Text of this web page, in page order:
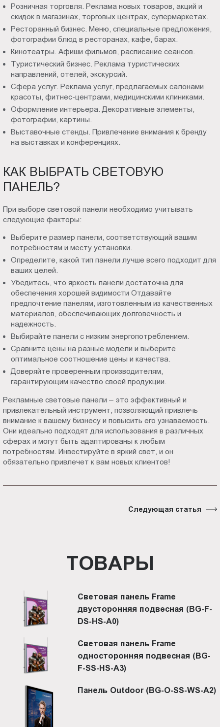
Розничная торговля. Реклама новых товаров, акций и
скидок в магазинах, торговых центрах, супермаркетах.
Ресторанный бизнес. Меню, специальные предложения,
фотографии блюд в ресторанах, кафе, барах.
Кинотеатры. Афиши фильмов, расписание сеансов.
Туристический бизнес. Реклама туристических
направлений, отелей, экскурсий.
Сфера услуг. Реклама услуг, предлагаемых салонами
красоты, фитнес-центрами, медицинскими клиниками.
Оформление интерьера. Декоративные элементы,
фотографии, картины.
Выставочные стенды. Привлечение внимания к бренду
на выставках и конференциях.
КАК ВЫБРАТЬ СВЕТОВУЮ
ПАНЕЛЬ?
При выборе световой панели необходимо учитывать
следующие факторы:
Выберите размер панели, соответствующий вашим
потребностям и месту установки.
Определите, какой тип панели лучше всего подходит для
ваших целей.
Убедитесь, что яркость панели достаточна для
обеспечения хорошей видимости Отдавайте
предпочтение панелям, изготовленным из качественных
материалов, обеспечивающих долговечность и
надежность.
Выбирайте панели с низким энергопотреблением.
Сравните цены на разные модели и выберите
оптимальное соотношение цены и качества.
Доверяйте проверенным производителям,
гарантирующим качество своей продукции.
Рекламные световые панели – это эффективный и
привлекательный инструмент, позволяющий привлечь
внимание к вашему бизнесу и повысить его узнаваемость.
Они идеально подходят для использования в различных
сферах и могут быть адаптированы к любым
потребностям. Инвестируйте в яркий свет, и он
обязательно привлечет к вам новых клиентов!
Следующая статья
ТОВАРЫ
Световая панель Frame
двусторонняя подвесная (BG-F-
DS-HS-A0)
Световая панель Frame
односторонняя подвесная (BG-
F-SS-HS-A3)
Панель Outdoor (BG-O-SS-WS-A2)